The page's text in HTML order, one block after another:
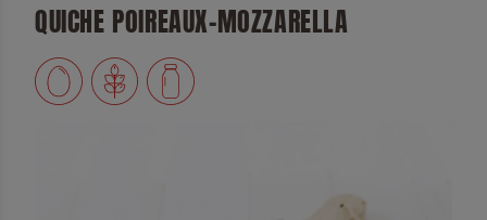
QUICHE POIREAUX-MOZZARELLA